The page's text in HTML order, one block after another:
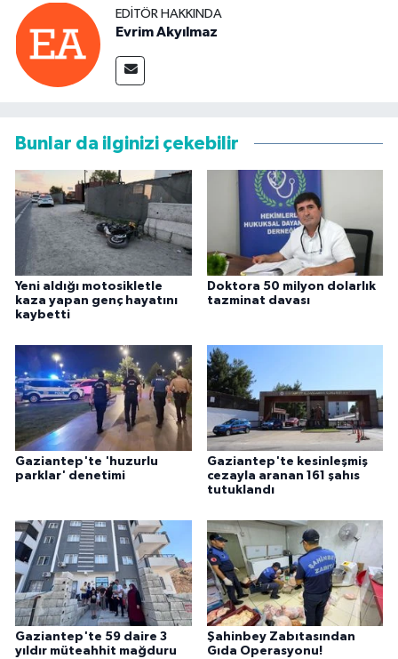
EDITÖR HAKKINDA
Evrim Akyılmaz
Bunlar da ilginizi çekebilir
Yeni aldığı motosikletle
kaza yapan genç hayatını
kaybetti
Doktora 50 milyon dolarlık
tazminat davası
Gaziantep'te 'huzurlu
parklar' denetimi
Gaziantep'te kesinleşmiş
cezayla aranan 161 şahıs
tutuklandı
Gaziantep'te 59 daire 3
yıldır müteahhit mağduru
Şahinbey Zabıtasından
Gıda Operasyonu!